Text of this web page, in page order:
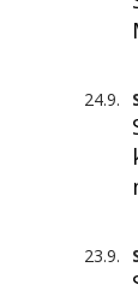
24.9.
23.9.